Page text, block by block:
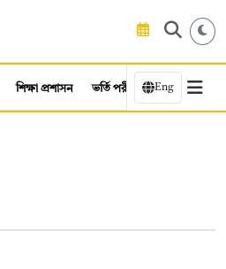
শিক্ষা প্রশাসন ভর্তি পরীক্ষা কর্মসংস্থান
Eng